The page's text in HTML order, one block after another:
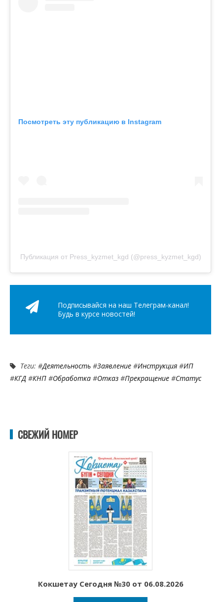
Посмотреть эту публикацию в Instagram
Публикация от Press_kyzmet_kgd (@press_kyzmet_kgd)
Подписывайся на наш Телеграм-канал!
Будь в курсе новостей!
Теги: #Деятельность #Заявление #Инструкция #ИП
#КГД #КНП #Обработка #Отказ #Прекращение #Статус
СВЕЖИЙ НОМЕР
Кокшетау Сегодня №30 от 06.08.2026